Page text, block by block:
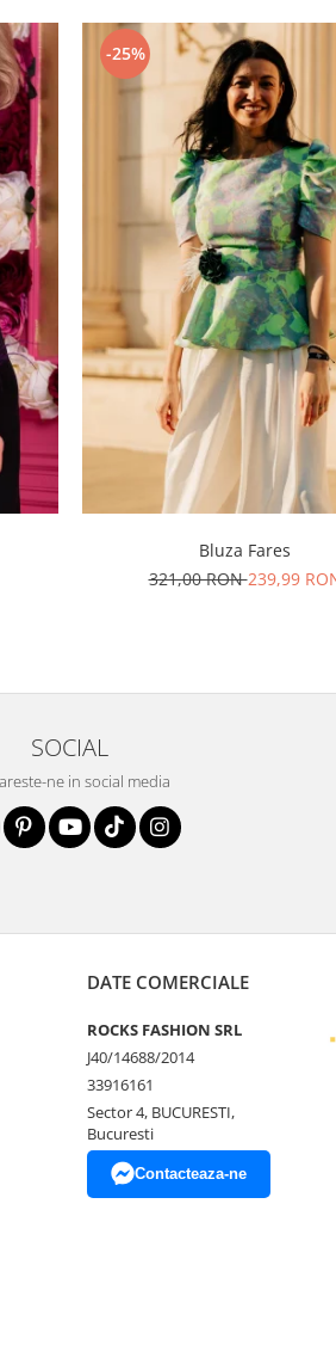
-25%
Bluza Fares
321,00 RON239,99
SOCIAL
ne in social media
DATE COMERCIALE
ROCKS FASHION SRL
J40/14688/2014
33916161
Sector 4, BUCURESTI,
Bucuresti
Contacteaza-ne